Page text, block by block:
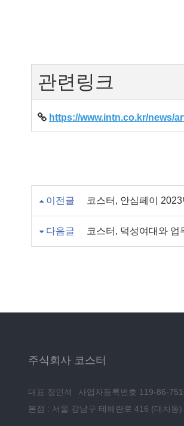
관련링크
https://www.intn.co.kr/news/
이전글 코스터, 안심페이
다음글 코스터, 덕성여대와 업
주식회사 코스터
대표 장인석
사업자등록번호 119-86-
본점 : 서울 강남구 테헤란로 416 (대치동